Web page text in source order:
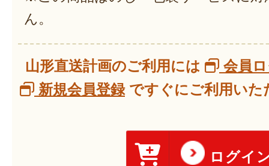
ん。
山形直送計画のご利用には
会員
新規会員登録ですぐにご利用いた
ログイ